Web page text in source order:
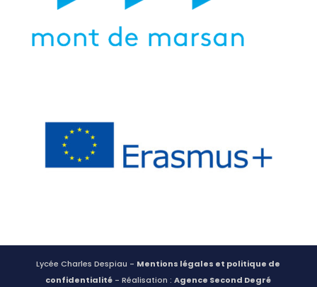
Lycée Charles Despiau - Mentions légales et politique de
confidentialité - Réalisation :Agence Second Degré